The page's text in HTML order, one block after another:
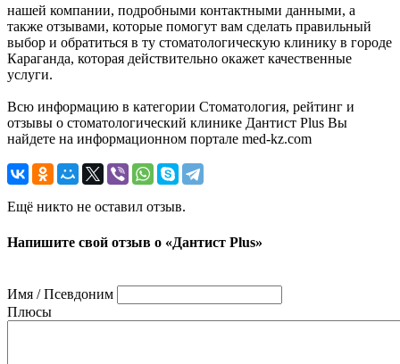
нашей компании, подробными контактными данными, а
также отзывами, которые помогут вам сделать правильный
выбор и обратиться в ту стоматологическую клинику в городе
Караганда, которая действительно окажет качественные
услуги.
Всю информацию в категории Стоматология, рейтинг и
отзывы о стоматологический клинике Дантист Plus Вы
найдете на информационном портале med-kz.com
Ещё никто не оставил отзыв.
Напишите свой отзыв о «Дантист Plus»
Имя / Псевдоним
Плюсы